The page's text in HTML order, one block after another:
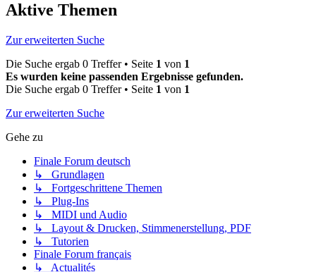
Aktive Themen
Zur erweiterten Suche
Die Suche ergab 0 Treffer • Seite 1 von 1
Es wurden keine passenden Ergebnisse gefunden.
Die Suche ergab 0 Treffer • Seite 1 von 1
Zur erweiterten Suche
Gehe zu
Finale Forum deutsch
↳ Grundlagen
↳ Fortgeschrittene Themen
↳ Plug-Ins
↳ MIDI und Audio
↳ Layout & Drucken, Stimmenerstellung, PDF
↳ Tutorien
Finale Forum français
↳ Actualités